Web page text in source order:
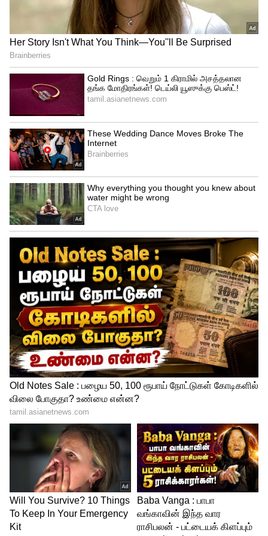
அவர்கள் மீது நம்பிக்கை வைத்துள்ளேன்."
இதனுடன், வேலை தேடும் இளைஞர்கள்
அரசு இணையதளத்தில் பதிவு
செய்துகொள்ளுமாறு சிவகுமார்
கேட்டுக்கொண்டார். "வேலை தேடும்
வேலையில்லாத இளைஞர்கள் அரசிடம்
பதிவு செய்ய வேண்டும். நாங்கள்
நிறுவனங்களுடன் பேசி, அவர்களுக்குத்
தேவையான வேலைகளை ஏற்பாடு செய்து
கொடுப்போம்," என்று அவர் கூறினார்.
டி.கே.சிவகுமார்
முன்னதாக, லோக் பவனில் நடைபெற்ற
விழாவில் கர்நாடகாவின் 34-வது
முதலமைச்சராக சிவகுமார் பதவியேற்றார்.
மூத்த காங்கிரஸ் தலைவர் ஜி.பரமேஸ்வரா
துணை முதலமைச்சராகவும், 13 சட்டமன்ற